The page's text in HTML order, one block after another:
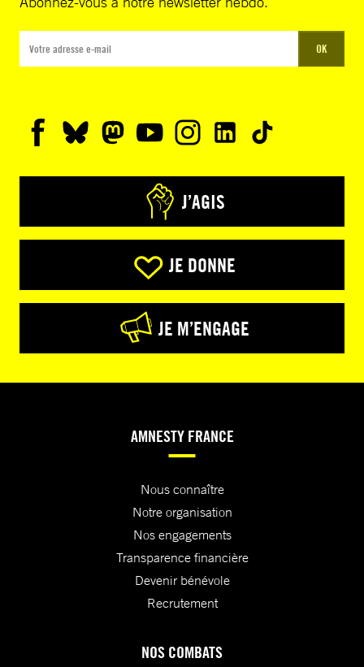
OK
J’AGIS
JE DONNE
JE M’ENGAGE
AMNESTY FRANCE
Nous connaître
Notre organisation
Nos engagements
Transparence financière
Devenir bénévole
Recrutement
NOS COMBATS